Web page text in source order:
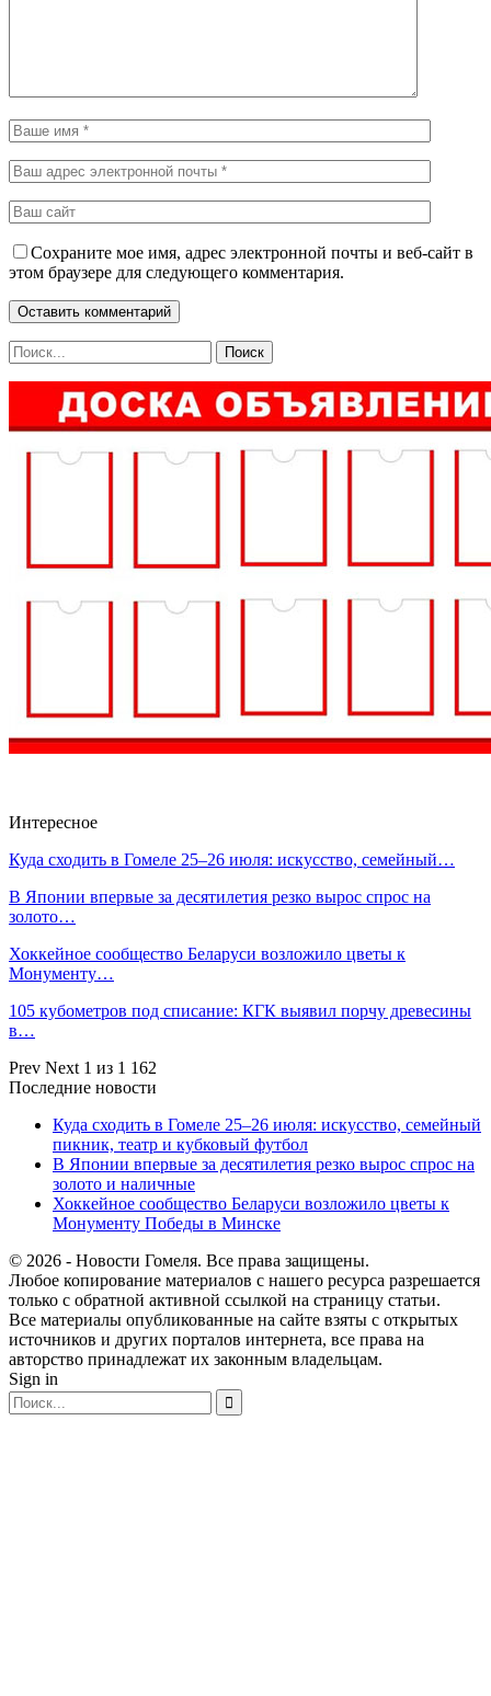
Сохраните мое имя, адрес электронной почты и веб-сайт в
этом браузере для следующего комментария.
Интересное
Куда сходить в Гомеле 25–26 июля: искусство, семейный…
В Японии впервые за десятилетия резко вырос спрос на
золото…
Хоккейное сообщество Беларуси возложило цветы к
Монументу…
105 кубометров под списание: КГК выявил порчу древесины
в…
Prev Next 1 из 1 162
Последние новости
Куда сходить в Гомеле 25–26 июля: искусство, семейный
пикник, театр и кубковый футбол
В Японии впервые за десятилетия резко вырос спрос на
золото и наличные
Хоккейное сообщество Беларуси возложило цветы к
Монументу Победы в Минске
© 2026 - Новости Гомеля. Все права защищены.
Любое копирование материалов с нашего ресурса разрешается
только с обратной активной ссылкой на страницу статьи.
Все материалы опубликованные на сайте взяты с открытых
источников и других порталов интернета, все права на
авторство принадлежат их законным владельцам.
Sign in